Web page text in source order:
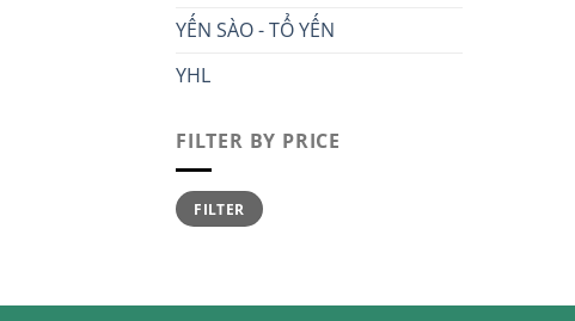
YẾN SÀO - TỔ YẾN
YHL
FILTER BY PRICE
Min
price
Max
priceFILTER